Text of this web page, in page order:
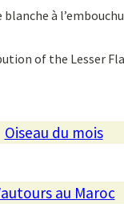
à
of the Lesser
Oiseau du mois
au Maroc